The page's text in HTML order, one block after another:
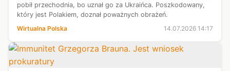
pobił przechodnia, bo uznał go za Ukraińca. Poszkodowany,
który jest Polakiem, doznał poważnych obrażeń.
Wirtualna Polska
14.07.2026 14:17